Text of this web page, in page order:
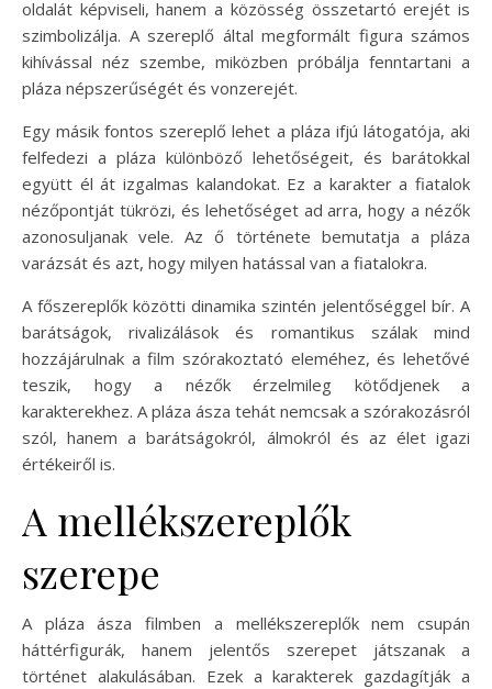
oldalát képviseli, hanem a közösség összetartó erejét is
szimbolizálja. A szereplő által megformált figura számos
kihívással néz szembe, miközben próbálja fenntartani a
pláza népszerűségét és vonzerejét.
Egy másik fontos szereplő lehet a pláza ifjú látogatója, aki
felfedezi a pláza különböző lehetőségeit, és barátokkal
együtt él át izgalmas kalandokat. Ez a karakter a fiatalok
nézőpontját tükrözi, és lehetőséget ad arra, hogy a nézők
azonosuljanak vele. Az ő története bemutatja a pláza
varázsát és azt, hogy milyen hatással van a fiatalokra.
A főszereplők közötti dinamika szintén jelentőséggel bír. A
barátságok, rivalizálások és romantikus szálak mind
hozzájárulnak a film szórakoztató eleméhez, és lehetővé
teszik, hogy a nézők érzelmileg kötődjenek a
karakterekhez. A pláza ásza tehát nemcsak a szórakozásról
szól, hanem a barátságokról, álmokról és az élet igazi
értékeiről is.
A mellékszereplők
szerepe
A pláza ásza filmben a mellékszereplők nem csupán
háttérfigurák, hanem jelentős szerepet játszanak a
történet alakulásában. Ezek a karakterek gazdagítják a